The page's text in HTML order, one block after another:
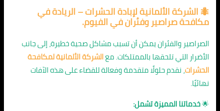
🐜الشركة الألمانية لإبادة الحشرات– الريادة في
مكافحة صراصير وفئران في الفيوم.
الصراصير والفئران يمكن أن تسبب مشاكل صحية خطيرة، إلى جانب
الأضرار التي تلحقها بالممتلكات. معالشركة الألمانية لمكافحة
الحشرات، نقدم حلولًا متقدمة وفعالة للقضاء على هذه الآفات
نهائيًا.
🌟خدماتنا المميزة تشمل: